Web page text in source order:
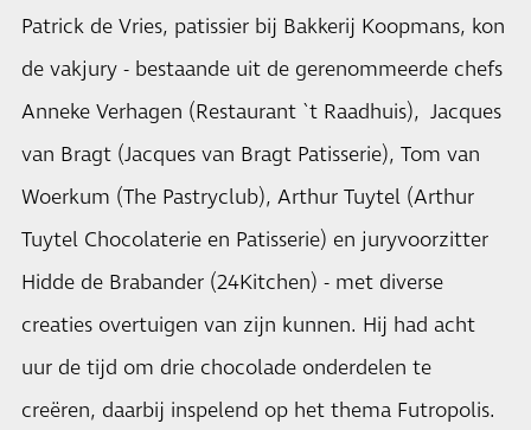
Patrick de Vries, patissier bij Bakkerij Koopmans, kon
de vakjury - bestaande uit de gerenommeerde chefs
Anneke Verhagen (Restaurant `t Raadhuis), Jacques
van Bragt (Jacques van Bragt Patisserie), Tom van
Woerkum (The Pastryclub), Arthur Tuytel (Arthur
Tuytel Chocolaterie en Patisserie) en juryvoorzitter
Hidde de Brabander (24Kitchen) - met diverse
creaties overtuigen van zijn kunnen. Hij had acht
uur de tijd om drie chocolade onderdelen te
creëren, daarbij inspelend op het thema Futropolis.